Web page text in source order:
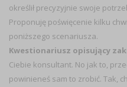
określił precyzyjnie swoje
Proponuję poświęcenie kilku
poniższego scenariusza.
Kwestionariusz opisujący
Ciebie konsultant. No jak to,
powinieneś sam to zrobić. Tak,